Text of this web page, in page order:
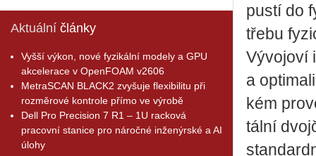
Aktuální články
Vyšší výkon, nové fyzikální modely a GPU
akcelerace v OpenFOAM v2606
MetraSCAN BLACK2 zvyšuje flexibilitu při
rozměrové kontrole přímo ve výrobě
Dell Pro Precision 7 R1 – 1U racková
pracovní stanice pro náročné inženýrské a AI
úlohy
pustí do
tře­bu
Vý­vo­jo­ví
a
kém
tál­ní